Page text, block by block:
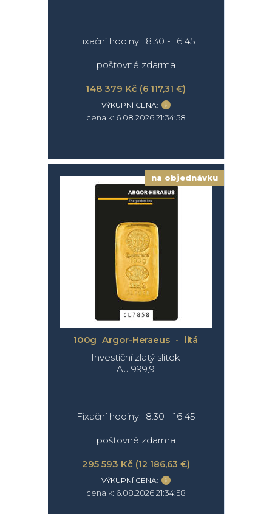
Fixační hodiny: 8.30 - 16.45
poštovné zdarma
148 379 Kč (6 117,31 €)
VÝKUPNÍ CENA:
cena k: 6.08.2026 21:34:58
na objednávku
100g Argor-Heraeus - litá
Investiční zlatý slitek
Au 999,9
Fixační hodiny: 8.30 - 16.45
poštovné zdarma
295 593 Kč (12 186,63 €)
VÝKUPNÍ CENA:
cena k: 6.08.2026 21:34:58